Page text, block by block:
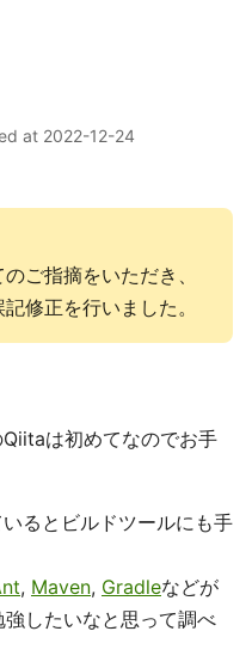
at 2022-12-24
ご指摘をいただき、
修正を行いました。
は初めてなのでお手
るとビルドツールにも手
, Maven, Gradleなどが
したいなと思って調べ